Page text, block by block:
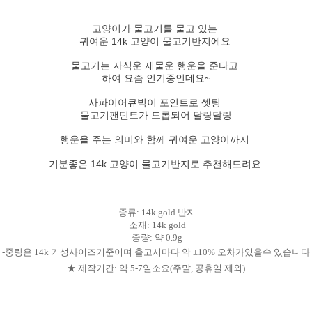
고양이가 물고기를 물고 있는
귀여운 14k 고양이 물고기반지에요
물고기는 자식운 재물운 행운을 준다고
하여 요즘 인기중인데요~
사파이어큐빅이 포인트로 셋팅
물고기팬던트가 드롭되어 달랑달랑
행운을 주는 의미와 함께 귀여운 고양이까지
기분좋은 14k 고양이 물고기반지로 추천해드려요
종류: 14k gold 반지
소재: 14k gold
중량: 약 0.9g
-중량은 14k 기성사이즈기준이며 출고시마다 약 ±10% 오차가있을수 있습니다
★ 제작기간: 약 5-7일소요(주말, 공휴일 제외)